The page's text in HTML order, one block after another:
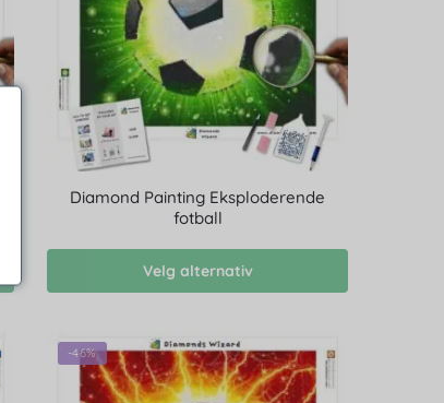
Diamond Painting Eksploderende
fotball
Velg alternativ
-46%